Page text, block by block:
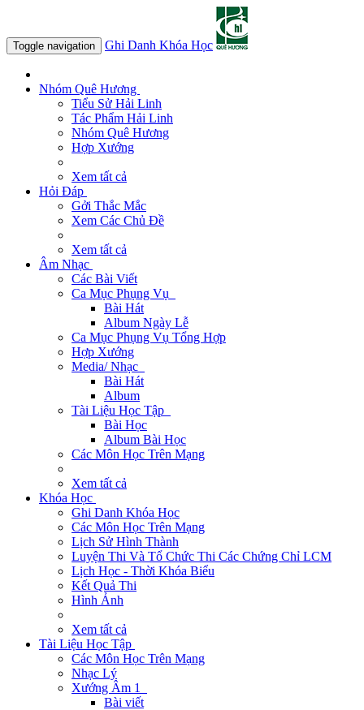
Toggle navigation Ghi Danh Khóa Học
Nhóm Quê Hương
Tiểu Sử Hải Linh
Tác Phẩm Hải Linh
Nhóm Quê Hương
Hợp Xướng
Xem tất cả
Hỏi Đáp
Gởi Thắc Mắc
Xem Các Chủ Đề
Xem tất cả
Âm Nhạc
Các Bài Viết
Ca Mục Phụng Vụ
Bài Hát
Album Ngày Lễ
Ca Mục Phụng Vụ Tổng Hợp
Hợp Xướng
Media/ Nhạc
Bài Hát
Album
Tài Liệu Học Tập
Bài Học
Album Bài Học
Các Môn Học Trên Mạng
Xem tất cả
Khóa Học
Ghi Danh Khóa Học
Các Môn Học Trên Mạng
Lịch Sử Hình Thành
Luyện Thi Và Tổ Chức Thi Các Chứng Chỉ LCM
Lịch Học - Thời Khóa Biểu
Kết Quả Thi
Hình Ảnh
Xem tất cả
Tài Liệu Học Tập
Các Môn Học Trên Mạng
Nhạc Lý
Xướng Âm 1
Bài viết